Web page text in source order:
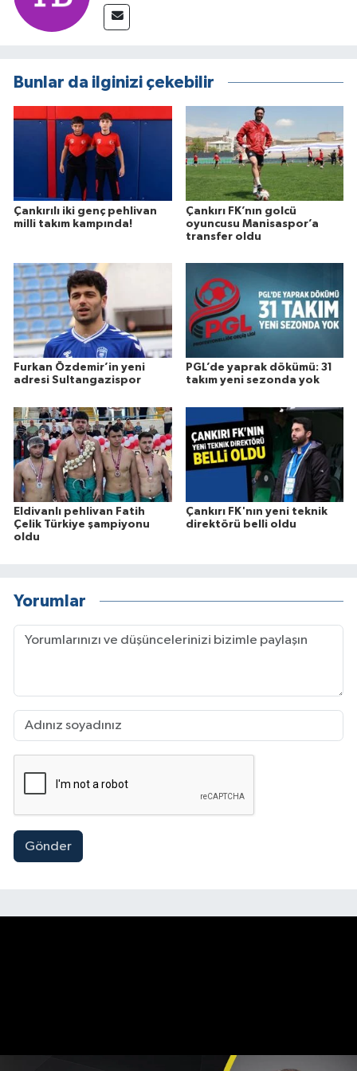
Bunlar da ilginizi çekebilir
Çankırılı iki genç pehlivan
milli takım kampında!
Çankırı FK’nın golcü
oyuncusu Manisaspor’a
transfer oldu
Furkan Özdemir’in yeni
adresi Sultangazispor
PGL’de yaprak dökümü: 31
takım yeni sezonda yok
Eldivanlı pehlivan Fatih
Çelik Türkiye şampiyonu
oldu
Çankırı FK'nın yeni teknik
direktörü belli oldu
Yorumlar
Gönder